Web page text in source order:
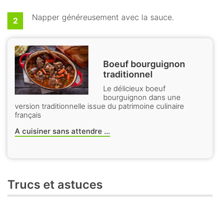
Napper généreusement avec la sauce.
Boeuf bourguignon
traditionnel
Le délicieux boeuf
bourguignon dans une
version traditionnelle issue du patrimoine culinaire
français
A cuisiner sans attendre ...
Trucs et astuces